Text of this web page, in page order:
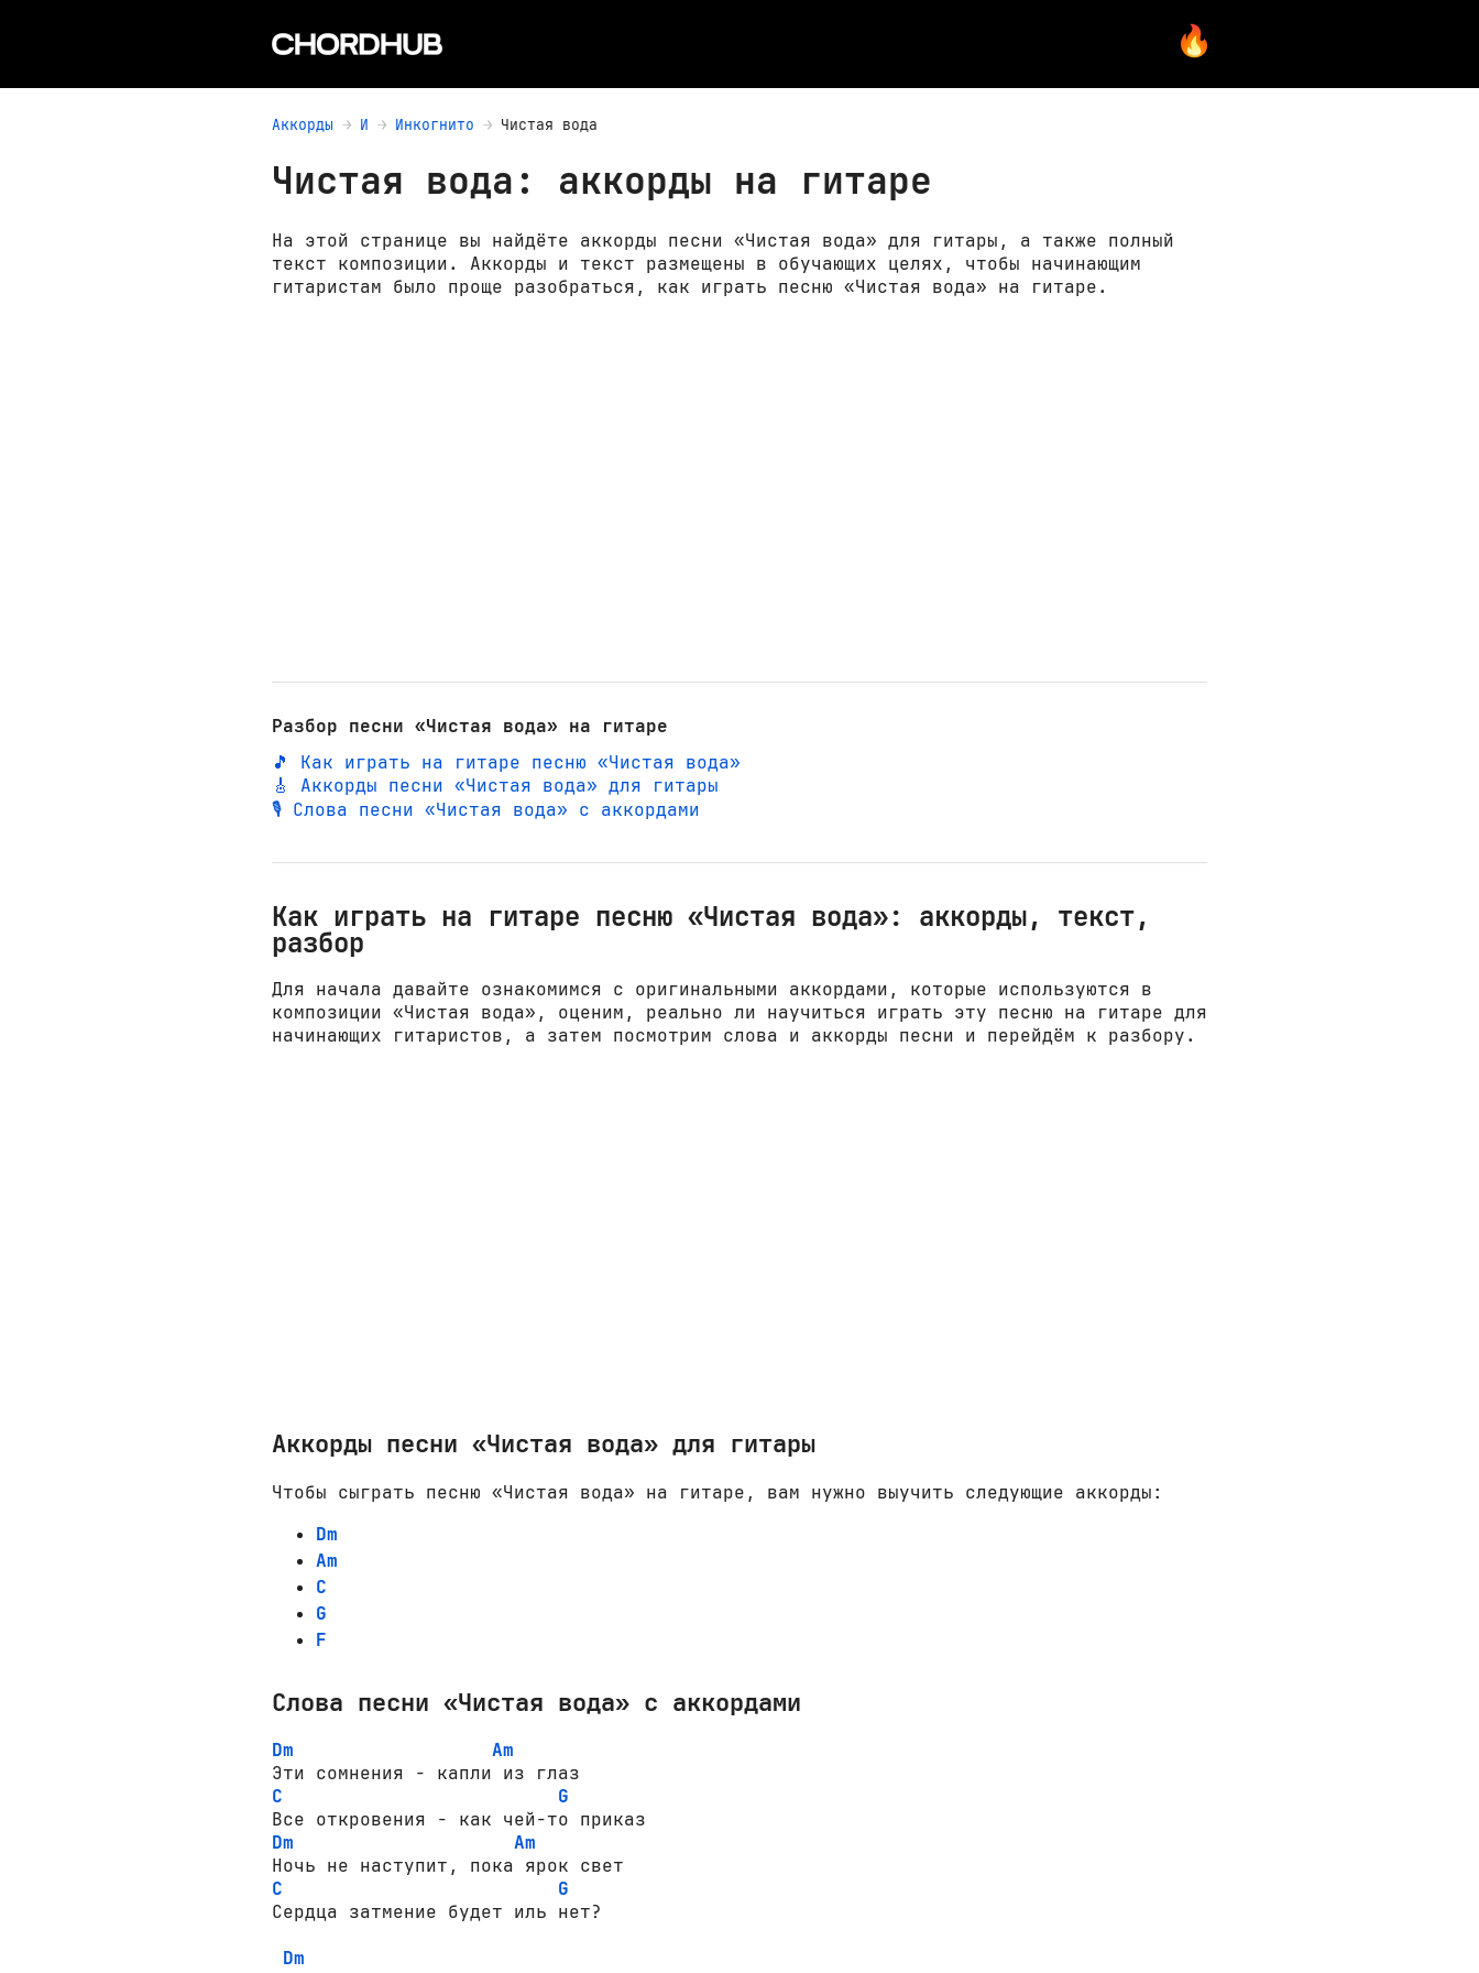
Аккорды И Инкогнито Чистая вода
Чистая вода: аккорды на гитаре
На этой странице вы найдёте аккорды песни «Чистая вода» для гитары, а также полный
текст композиции. Аккорды и текст размещены в обучающих целях, чтобы начинающим
гитаристам было проще разобраться, как играть песню «Чистая вода» на гитаре.
Разбор песни «Чистая вода» на гитаре
🎵 Как играть на гитаре песню «Чистая вода»
🎸 Аккорды песни «Чистая вода» для гитары
🎙️ Слова песни «Чистая вода» с аккордами
Как играть на гитаре песню «Чистая вода»: аккорды, текст,
разбор
Для начала давайте ознакомимся с оригинальными аккордами, которые используются в
композиции «Чистая вода», оценим, реально ли научиться играть эту песню на гитаре для
начинающих гитаристов, а затем посмотрим слова и аккорды песни и перейдём к разбору.
Аккорды песни «Чистая вода» для гитары
Чтобы сыграть песню «Чистая вода» на гитаре, вам нужно выучить следующие аккорды:
Dm
Am
C
G
F
Слова песни «Чистая вода» с аккордами
Dm
Am
C
G
Dm
Am
C
G
Сердца затмение будет иль нет?
Dm